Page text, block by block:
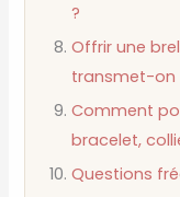
?
Offrir une
transmet-on
Comment
bracelet,
Questions